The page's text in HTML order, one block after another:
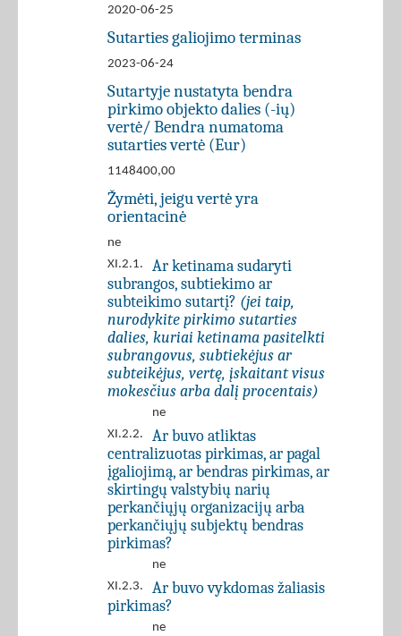
2020-06-25
Sutarties galiojimo terminas
2023-06-24
Sutartyje nustatyta bendra
pirkimo objekto dalies (-ių)
vertė/ Bendra numatoma
sutarties vertė (Eur)
1148400,00
Žymėti, jeigu vertė yra
orientacinė
ne
XI.2.1.
Ar ketinama sudaryti
subrangos, subtiekimo ar
subteikimo sutartį? (jei taip,
nurodykite pirkimo sutarties
dalies, kuriai ketinama pasitelkti
subrangovus, subtiekėjus ar
subteikėjus, vertę, įskaitant visus
mokesčius arba dalį procentais)
ne
XI.2.2.
Ar buvo atliktas
centralizuotas pirkimas, ar pagal
įgaliojimą, ar bendras pirkimas, ar
skirtingų valstybių narių
perkančiųjų organizacijų arba
perkančiųjų subjektų bendras
pirkimas?
ne
XI.2.3.
Ar buvo vykdomas žaliasis
pirkimas?
ne